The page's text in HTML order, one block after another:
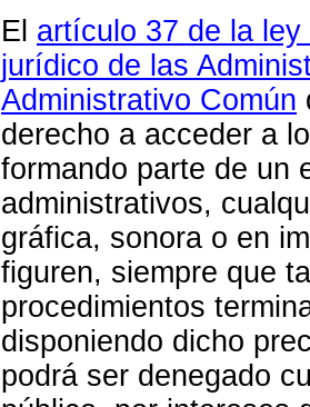
El artículo 37 de la
jurídico de las
Administrativo Común
derecho a acceder a
formando parte de un
administrativos,
gráfica, sonora o en
figuren, siempre que
procedimientos
disponiendo dicho
podrá ser denegado